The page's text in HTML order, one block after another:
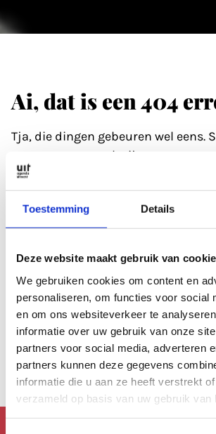
Toestemming Details
Deze website maakt gebruik van
We gebruiken cookies om content en
personaliseren, om functies voor social
en om ons websiteverkeer te
informatie over uw gebruik van onze
partners voor social media, adverteren
partners kunnen deze gegevens
informatie die u aan ze heeft verstrekt
verzameld op basis van uw gebruik van
Ai, dat is een 404
Tja, die dingen gebeuren wel eens.
gewoon even wat kwijt.
even een 'hickup'.
Anders kan je altijd even de
Ofbekijk de agenda , die is altijd
Of lees een artikel uitons archief.
Anders kan je altijd terug naar de